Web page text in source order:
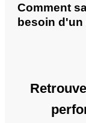
Comment
besoin d'un